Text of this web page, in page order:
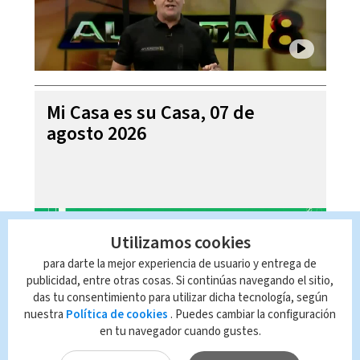
Mi Casa es su Casa, 07 de
agosto 2026
Utilizamos cookies
para darte la mejor experiencia de usuario y entrega de
publicidad, entre otras cosas. Si continúas navegando el sitio,
das tu consentimiento para utilizar dicha tecnología, según
nuestra Política de cookies . Puedes cambiar la configuración
en tu navegador cuando gustes.